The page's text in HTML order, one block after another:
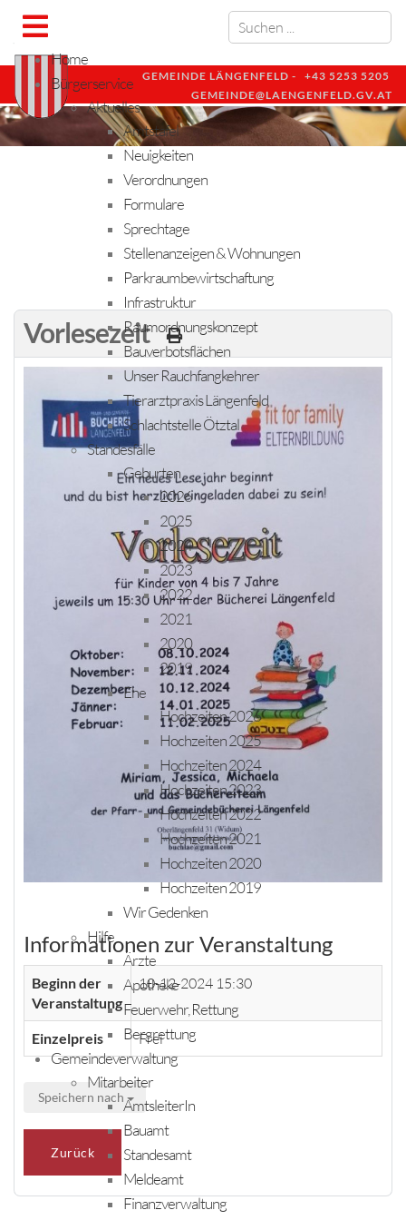
GEMEINDE LÄNGENFELD - +43 5253 5205
GEMEINDE@LAENGENFELD.GV.AT
Home
Bürgerservice
Aktuelles
Amtstafel
Neuigkeiten
Verordnungen
Formulare
Sprechtage
Stellenanzeigen & Wohnungen
Parkraumbewirtschaftung
Infrastruktur
Raumordnungskonzept
Bauverbotsflächen
Unser Rauchfangkehrer
Tierarztpraxis Längenfeld
Schlachtstelle Ötztal
Standesfälle
Geburten
2026
2025
2024
2023
2022
2021
2020
2019
Ehe
Hochzeiten 2026
Hochzeiten 2025
Hochzeiten 2024
Hochzeiten 2023
Hochzeiten 2022
Hochzeiten 2021
Hochzeiten 2020
Hochzeiten 2019
Wir Gedenken
Hilfe
Ärzte
Apotheke
Feuerwehr, Rettung
Bergrettung
Gemeindeverwaltung
Mitarbeiter
AmtsleiterIn
Bauamt
Standesamt
Meldeamt
Finanzverwaltung
Vorlesezeit
Informationen zur Veranstaltung
Beginn der
Veranstaltung
10-12-2024 15:30
Einzelpreis Frei
Speichern nach
Zurück